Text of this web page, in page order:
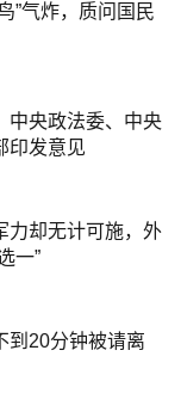
”气炸，质问国民
中央政法委、中央
印发意见
力却无计可施，外
一”
到20分钟被请离